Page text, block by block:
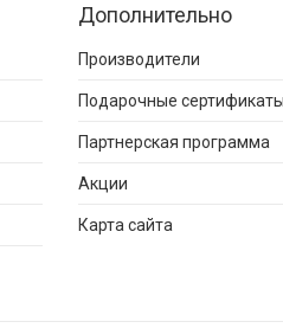
Дополнительно
Производители
Подарочные сертификаты
Партнерская программа
Акции
Карта сайта